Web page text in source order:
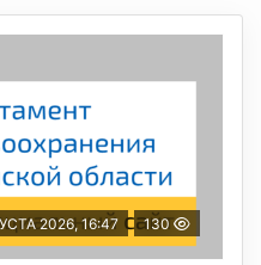
2026, 16:47 130